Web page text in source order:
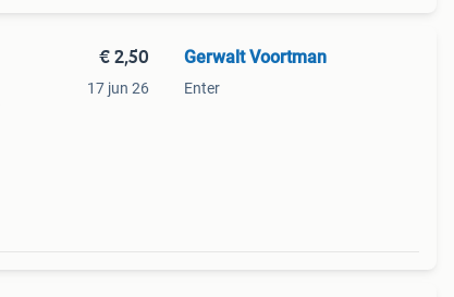
€ 2,50
17 jun 26
Gerwalt Voortman
Enter